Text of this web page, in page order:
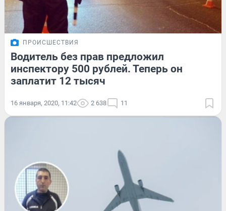
ПРОИСШЕСТВИЯ
Водитель без прав предложил
инспектору 500 рублей. Теперь он
заплатит 12 тысяч
16 января, 2020, 11:42 2 638 11